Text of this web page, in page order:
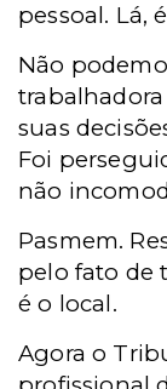
pessoal. Lá,
Não
suas
Foi
não
Pasmem.
pelo fato de
é o local.
Agora o